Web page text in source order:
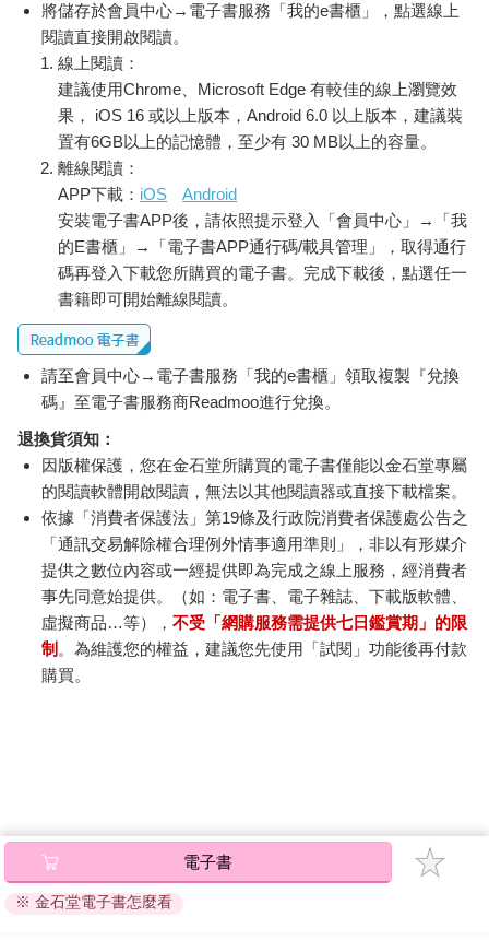
將儲存於會員中心→電子書服務「我的e書櫃」，點選線上
閱讀直接開啟閱讀。
線上閱讀：
建議使用Chrome、Microsoft Edge 有較佳的線上瀏覽效
果， iOS 16 或以上版本，Android 6.0 以上版本，建議裝
置有6GB以上的記憶體，至少有 30 MB以上的容量。
離線閱讀：
APP下載： iOS
Android
安裝電子書APP後，請依照提示登入「會員中心」→「我
的E書櫃」→「電子書APP通行碼/載具管理」，取得通行
碼再登入下載您所購買的電子書。完成下載後，點選任一
書籍即可開始離線閱讀。
請至會員中心→電子書服務「我的e書櫃」領取複製『兌換
碼』至電子書服務商Readmoo進行兌換。
退換貨須知：
因版權保護，您在金石堂所購買的電子書僅能以金石堂專屬
的閱讀軟體開啟閱讀，無法以其他閱讀器或直接下載檔案。
依據「消費者保護法」第19條及行政院消費者保護處公告之
「通訊交易解除權合理例外情事適用準則」，非以有形媒介
提供之數位內容或一經提供即為完成之線上服務，經消費者
事先同意始提供。（如：電子書、電子雜誌、下載版軟體、
虛擬商品…等），不受「網購服務需提供七日鑑賞期」的限
制 。為維護您的權益，建議您先使用「試閱」功能後再付款
購買。
電子書
※ 金石堂電子書怎麼看